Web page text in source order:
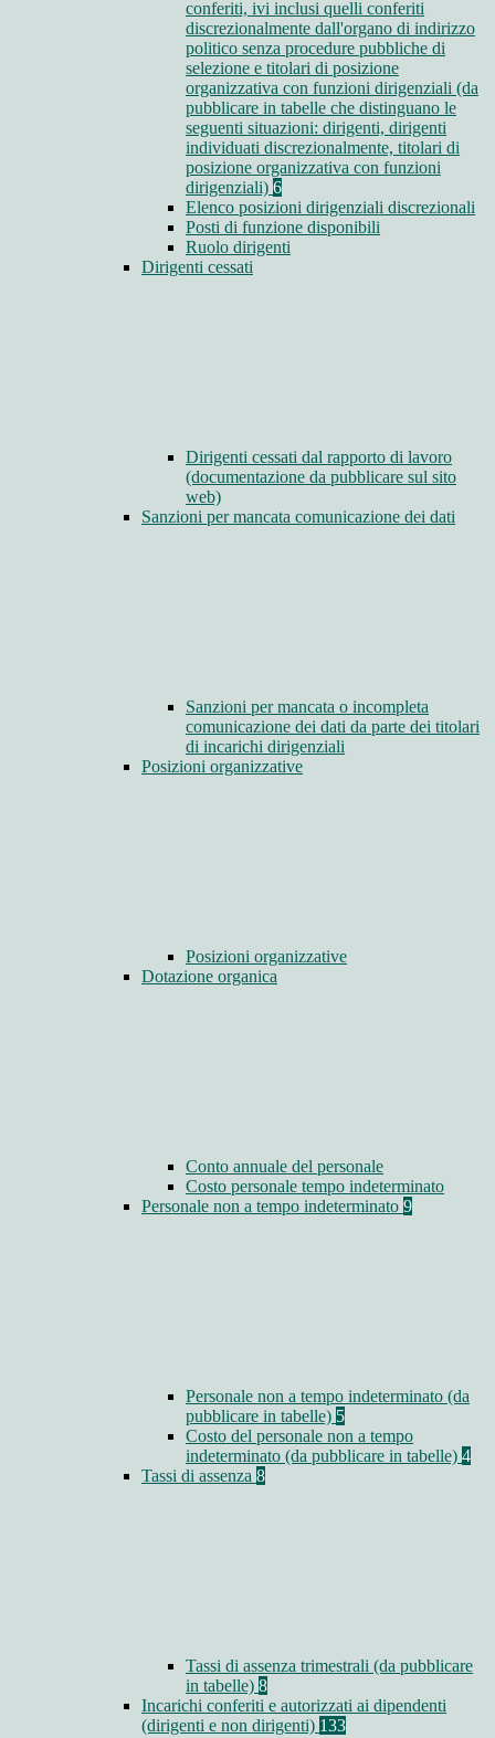
conferiti, ivi inclusi quelli conferiti
discrezionalmente dall'organo di indirizzo
politico senza procedure pubbliche di
selezione e titolari di posizione
organizzativa con funzioni dirigenziali (da
pubblicare in tabelle che distinguano le
seguenti situazioni: dirigenti, dirigenti
individuati discrezionalmente, titolari di
posizione organizzativa con funzioni
dirigenziali) 6
Elenco posizioni dirigenziali discrezionali
Posti di funzione disponibili
Ruolo dirigenti
Dirigenti cessati
Dirigenti cessati dal rapporto di lavoro
(documentazione da pubblicare sul sito
web)
Sanzioni per mancata comunicazione dei dati
Sanzioni per mancata o incompleta
comunicazione dei dati da parte dei titolari
di incarichi dirigenziali
Posizioni organizzative
Posizioni organizzative
Dotazione organica
Conto annuale del personale
Costo personale tempo indeterminato
Personale non a tempo indeterminato 9
Personale non a tempo indeterminato (da
pubblicare in tabelle) 5
Costo del personale non a tempo
indeterminato (da pubblicare in tabelle) 4
Tassi di assenza 8
Tassi di assenza trimestrali (da pubblicare
in tabelle) 8
Incarichi conferiti e autorizzati ai dipendenti
(dirigenti e non dirigenti) 133